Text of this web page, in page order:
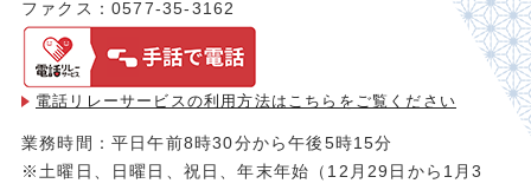
ファクス：0577-35-3162
電話リレーサービスの利用方法は こちらをご覧ください
業務時間：平日午前8時30分から午後5時15分
※土曜日、日曜日、祝日、年末年始（12月29日から1月3